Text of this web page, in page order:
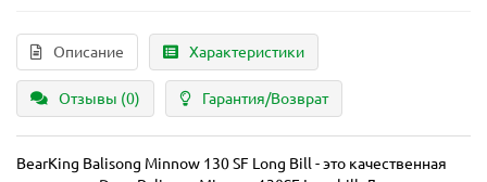
Описание Характеристики
Отзывы (0) Гарантия/Возврат
BearKing Balisong Minnow 130 SF Long Bill - это качественная